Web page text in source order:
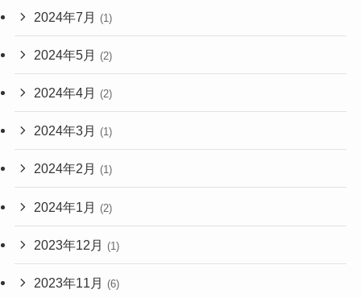
2024年7月 (1)
2024年5月 (2)
2024年4月 (2)
2024年3月 (1)
2024年2月 (1)
2024年1月 (2)
2023年12月 (1)
2023年11月 (6)